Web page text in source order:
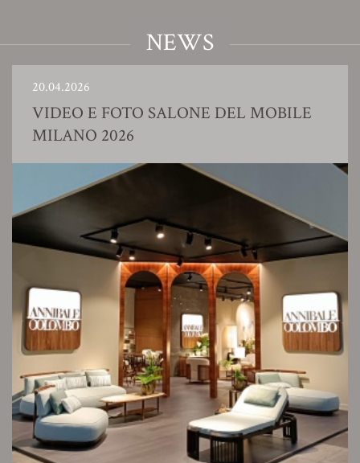
NEWS
20.04.2026
VIDEO E FOTO SALONE DEL MOBILE
MILANO 2026